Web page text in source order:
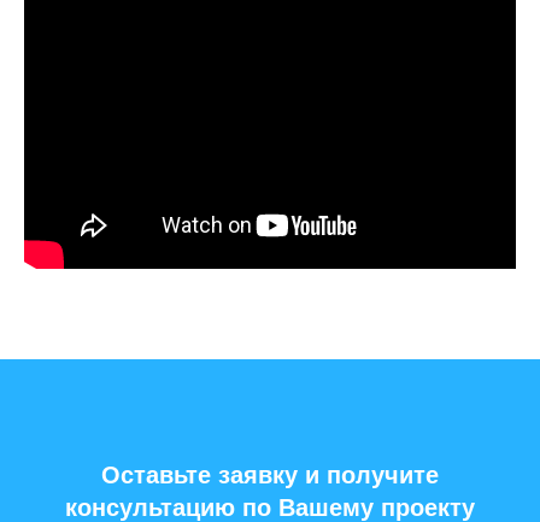
Оставьте заявку и получите
консультацию по Вашему проекту